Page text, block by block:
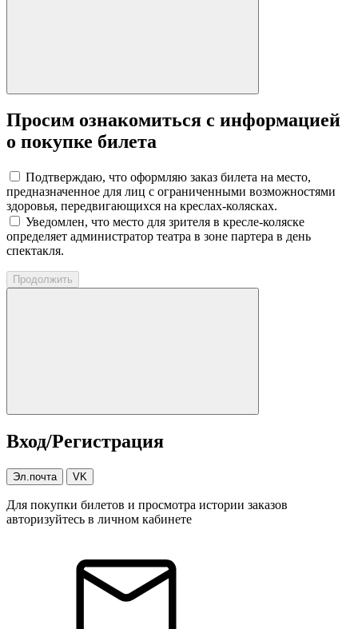
Просим ознакомиться с информацией
о покупке билета
Подтверждаю, что оформляю заказ билета на место,
предназначенное для лиц с ограниченными возможностями
здоровья, передвигающихся на креслах-колясках.
Уведомлен, что место для зрителя в кресле-коляске
определяет администратор театра в зоне партера в день
спектакля.
Продолжить
Вход/Регистрация
Эл.почта VK
Для покупки билетов и просмотра истории заказов
авторизуйтесь в личном кабинете